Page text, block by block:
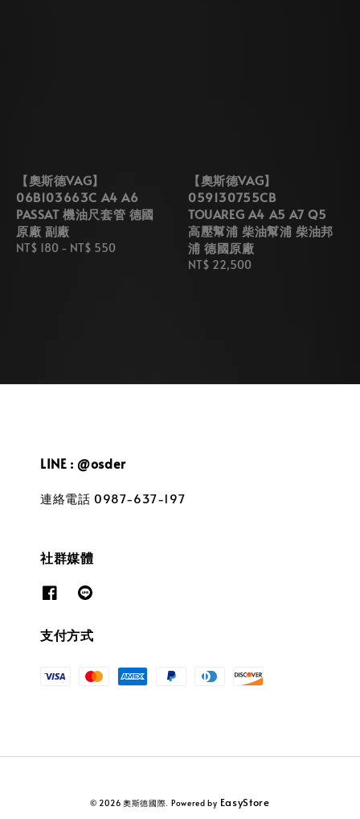
【奧斯德VAG】
06B103663C A4 A6
PASSAT 機油尺套管 德國
原廠 副廠
Regular
NT$ 180 - NT$ 550
【奧斯德VAG】
059130755CB
TOUAREG A4 A5 A7 Q5
高壓幫浦 柴油幫浦 柴油邦
浦 德國原廠
Regular
NT$ 22,500
LINE : @osder
連絡電話 0987-637-197
社群媒體
支付方式
© 2026 奧斯德國際. Powered by EasyStore